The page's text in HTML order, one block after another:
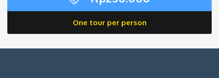
One tour per person